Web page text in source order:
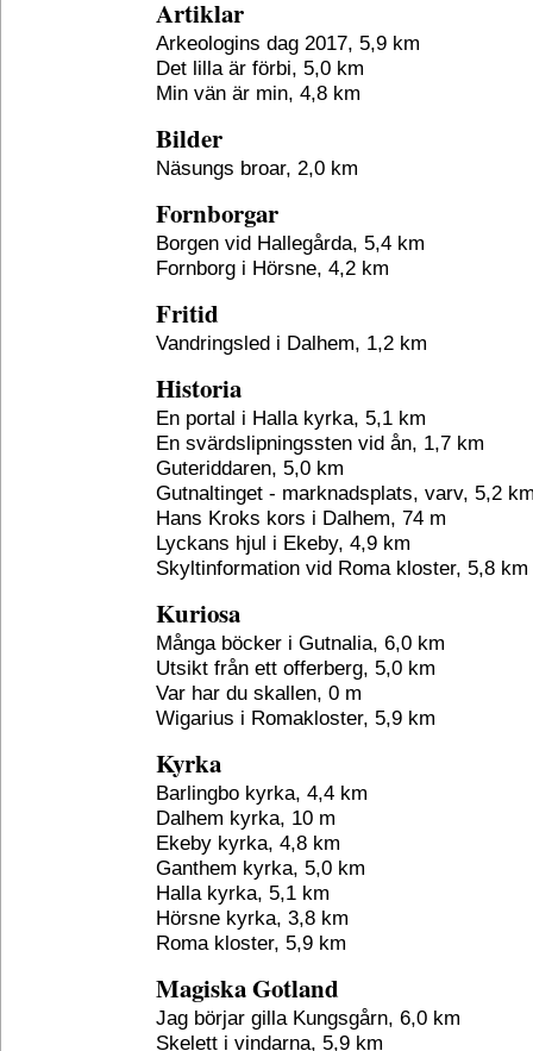
Artiklar
Arkeologins dag 2017, 5,9 km
Det lilla är förbi, 5,0 km
Min vän är min, 4,8 km
Bilder
Näsungs broar, 2,0 km
Fornborgar
Borgen vid Hallegårda, 5,4 km
Fornborg i Hörsne, 4,2 km
Fritid
Vandringsled i Dalhem, 1,2 km
Historia
En portal i Halla kyrka, 5,1 km
En svärdslipningssten vid ån, 1,7 km
Guteriddaren, 5,0 km
Gutnaltinget - marknadsplats, varv, 5,2
Hans Kroks kors i Dalhem, 74 m
Lyckans hjul i Ekeby, 4,9 km
Skyltinformation vid Roma kloster, 5,8 km
Kuriosa
Många böcker i Gutnalia, 6,0 km
Utsikt från ett offerberg, 5,0 km
Var har du skallen, 0 m
Wigarius i Romakloster, 5,9 km
Kyrka
Barlingbo kyrka, 4,4 km
Dalhem kyrka, 10 m
Ekeby kyrka, 4,8 km
Ganthem kyrka, 5,0 km
Halla kyrka, 5,1 km
Hörsne kyrka, 3,8 km
Roma kloster, 5,9 km
Magiska Gotland
Jag börjar gilla Kungsgårn, 6,0 km
Skelett i vindarna, 5,9 km